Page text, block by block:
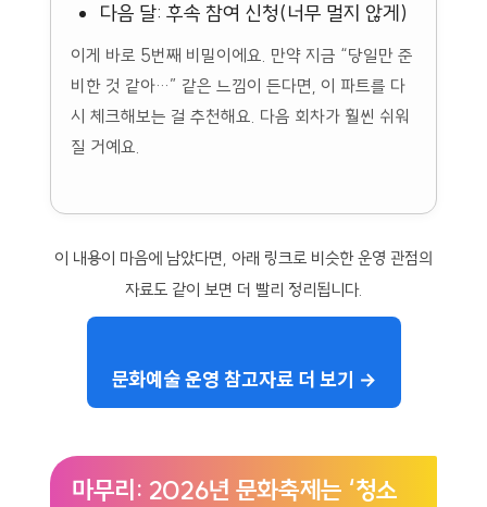
다음 달: 후속 참여 신청(너무 멀지 않게)
이게 바로 5번째 비밀이에요. 만약 지금 “당일만 준
비한 것 같아…” 같은 느낌이 든다면, 이 파트를 다
시 체크해보는 걸 추천해요. 다음 회차가 훨씬 쉬워
질 거예요.
이 내용이 마음에 남았다면, 아래 링크로 비슷한 운영 관점의
자료도 같이 보면 더 빨리 정리됩니다.
문화예술 운영 참고자료 더 보기 →
마무리: 2026년 문화축제는 ‘청소